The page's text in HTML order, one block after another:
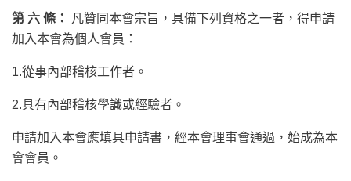
第 六 條：
凡贊同本會宗旨，具備下列資格之一者，得申請
加入本會為個人會員：
1.從事內部稽核工作者。
2.具有內部稽核學識或經驗者。
申請加入本會應填具申請書，經本會理事會通過，始成為本
會會員。